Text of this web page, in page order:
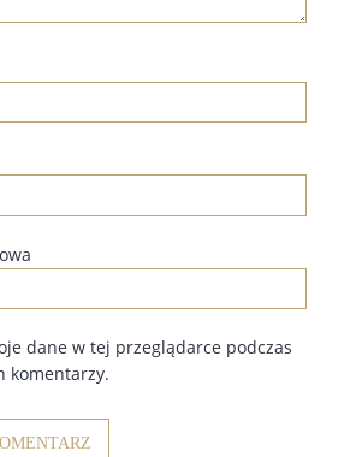
dane w tej przeglądarce podczas
komentarzy.